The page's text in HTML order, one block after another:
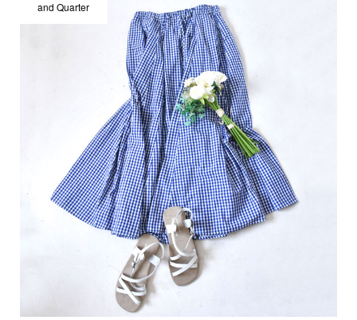
and Quarter